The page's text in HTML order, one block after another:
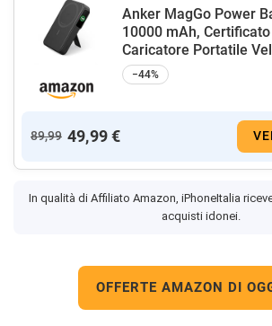
Anker MagGo Power
10000 mAh, Certificato
Caricatore Portatile
−44%
89,99 49,99 €
In qualità di Affiliato Amazon, iPhoneItalia
acquisti idonei.
OFFERTE AMAZON DI